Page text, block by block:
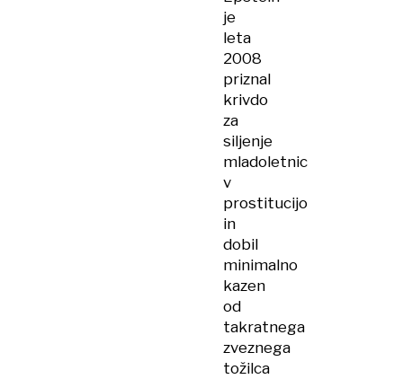
je
leta
2008
priznal
krivdo
za
siljenje
mladoletnic
v
prostitucijo
in
dobil
minimalno
kazen
od
takratnega
zveznega
tožilca